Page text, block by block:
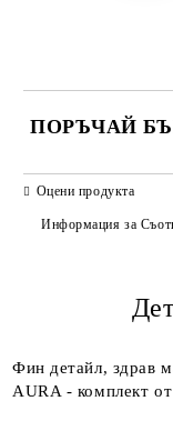
ПОРЪЧАЙ
Ние ще се свържем
Оцени продукта
Информация за
Фин детайл, здрав
AURA - комплект от